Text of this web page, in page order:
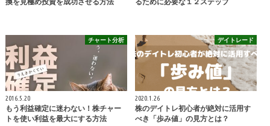
チャート分析
2016.5.20
もう利益確定に迷わない！株チャー
トを使い利益を最大にする方法
デイトレード
2020.1.26
株のデイトレ初心者が絶対に活用す
べき「歩み値」の見方とは？